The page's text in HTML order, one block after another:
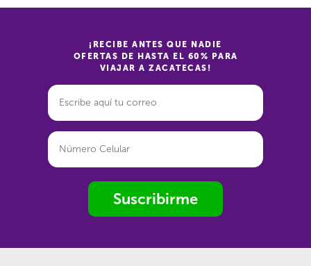
¡RECIBE ANTES QUE NADIE
OFERTAS DE HASTA EL 60% PARA
VIAJAR A ZACATECAS!
Suscribirme